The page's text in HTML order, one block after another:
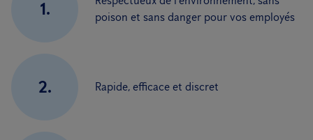
1.
poison et sans danger pour vos employés
2. Rapide, efficace et discret